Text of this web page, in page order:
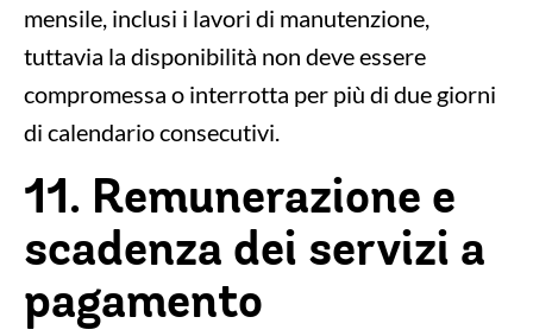
mensile, inclusi i lavori di manutenzione,
tuttavia la disponibilità non deve essere
compromessa o interrotta per più di due giorni
di calendario consecutivi.
11. Remunerazione e
scadenza dei servizi a
pagamento